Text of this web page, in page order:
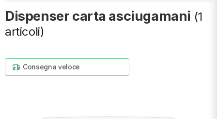
Dispenser carta asciugamani (1
articoli)
Consegna veloce